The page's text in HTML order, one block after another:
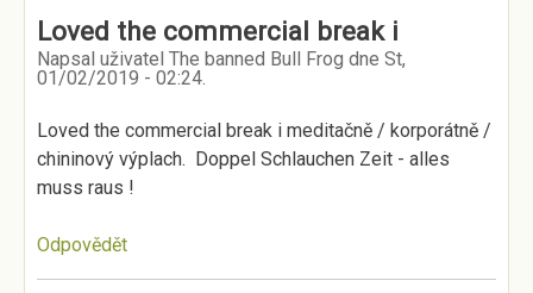
Loved the commercial break i
Napsal uživatel The banned Bull Frog dne St,
01/02/2019 - 02:24.
Loved the commercial break i meditačně / korporátně /
chininový výplach. Doppel Schlauchen Zeit - alles
muss raus !
Odpovědět